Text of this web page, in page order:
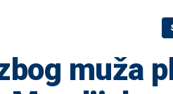
muža